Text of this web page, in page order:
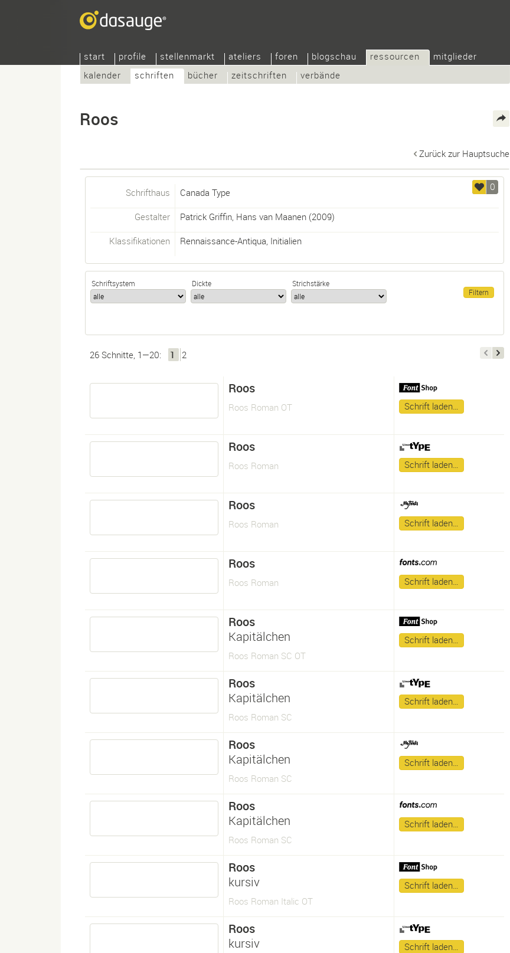
start profile stellenmarkt ateliers foren blogschau
ressourcen
kalender
schriften bücher zeitschriften verbände
mitglieder
Roos
Zurück zur Hauptsuche
0
Schrifthaus Canada Type
Gestalter Patrick Griffin, Hans van Maanen(2009)
Klassifikationen Rennaissance-Antiqua, Initialien
Schriftsystem Dickte Strichstärke
26 Schnitte, 1—20: 1 2
Roos
Roos Roman OT Schrift laden…
Roos
Roos Roman Schrift laden…
Roos
Roos Roman Schrift laden…
Roos
Roos Roman Schrift laden…
Roos
Kapitälchen
Roos Roman SC OT
Schrift laden…
Roos
Kapitälchen
Roos Roman SC
Schrift laden…
Roos
Kapitälchen
Roos Roman SC
Schrift laden…
Roos
Kapitälchen
Roos Roman SC
Schrift laden…
Roos
kursiv
Roos Roman Italic OT
Schrift laden…
Roos
kursiv
Schrift laden…